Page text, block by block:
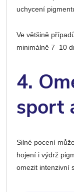
uchycení
Ve většině
minimálně 7–10
4.
sport
Silné pocení
hojení i výdrž
omezit intenzivní